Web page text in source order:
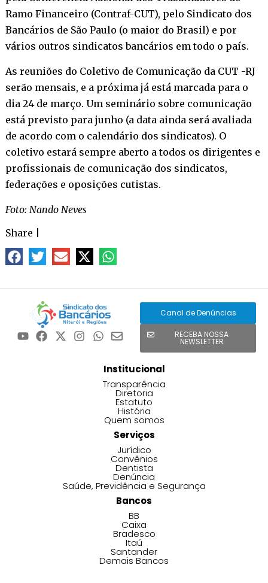
Ramo Financeiro (Contraf-CUT), pelo Sindicato dos
Bancários de São Paulo (o maior do Brasil) e por
vários outros sindicatos bancários em todo o país.
As reuniões do Coletivo de Comunicação da CUT -RJ
serão mensais, e a próxima já está marcada para o
dia 24 de março. Um seminário sobre comunicação
está previsto para junho (a data ainda será avaliada
de acordo com o calendário dos sindicatos). O
coletivo estará sempre aberto a todos os dirigentes e
profissionais de comunicação dos sindicatos,
federações e oposições cutistas.
Foto: Nando Neves
Share
Canal de Denúncias
RECEBA NOSSA
NEWSLETTER
Institucional
Transparência
Diretoria
Estatuto
História
Quem somos
Serviços
Jurídico
Convênios
Dentista
Denúncia
Saúde, Previdência e Segurança
Bancos
BB
Caixa
Bradesco
Itaú
Santander
Demais Bancos